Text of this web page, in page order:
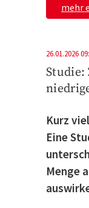
mehr
26.01.2026
Studie:
Kurz
Eine
Menge